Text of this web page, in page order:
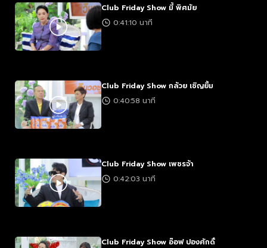
Club Friday Show มี้ พิศมัย
0:41:10 นาที
Club Friday Show กล้วย เชิญยิ้ม
0:40:58 นาที
Club Friday Show เพชรจ้า
0:42:03 นาที
Club Friday Show อ๊อฟ ปองศักดิ์